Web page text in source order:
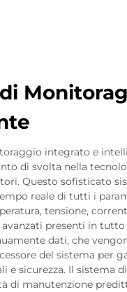
integrato e
di svolta nella
Questo sofisticato
reale di tutti i
tensione,
avanzati presenti in
dati, che
del sistema per
e sicurezza. Il sistema
di manutenzione